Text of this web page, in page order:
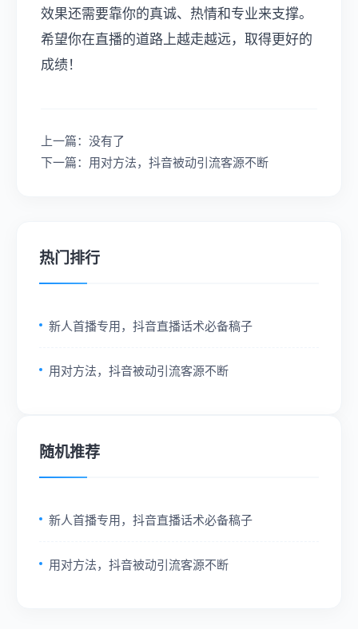
效果还需要靠你的真诚、热情和专业来支撑。
希望你在直播的道路上越走越远，取得更好的
成绩！
上一篇：没有了
下一篇：用对方法，抖音被动引流客源不断
热门排行
新人首播专用，抖音直播话术必备稿子
用对方法，抖音被动引流客源不断
随机推荐
新人首播专用，抖音直播话术必备稿子
用对方法，抖音被动引流客源不断